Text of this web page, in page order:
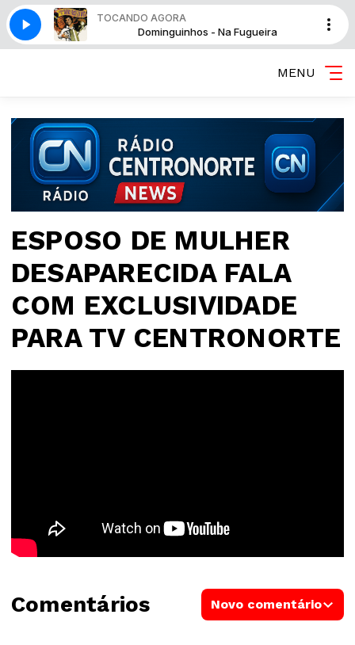
TOCANDO AGORA
Dominguinhos - Na Fugueira
MENU
ESPOSO DE MULHER
DESAPARECIDA FALA
COM EXCLUSIVIDADE
PARA TV CENTRONORTE
Comentários Novo comentário